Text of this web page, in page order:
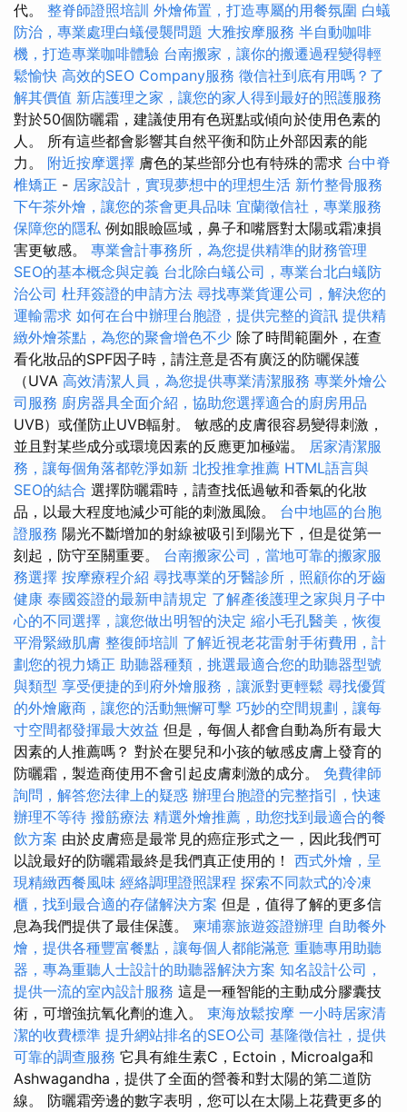
代。 整脊師證照培訓 外燴佈置，打造專屬的用餐氛圍 白蟻
防治，專業處理白蟻侵襲問題 大雅按摩服務 半自動咖啡
機，打造專業咖啡體驗 台南搬家，讓你的搬遷過程變得輕
鬆愉快 高效的SEO Company服務 徵信社到底有用嗎？了
解其價值 新店護理之家，讓您的家人得到最好的照護服務
對於50個防曬霜，建議使用有色斑點或傾向於使用色素的
人。 所有這些都會影響其自然平衡和防止外部因素的能
力。 附近按摩選擇 膚色的某些部分也有特殊的需求 台中脊
椎矯正 - 居家設計，實現夢想中的理想生活 新竹整骨服務
下午茶外燴，讓您的茶會更具品味 宜蘭徵信社，專業服務
保障您的隱私 例如眼瞼區域，鼻子和嘴唇對太陽或霜凍損
害更敏感。 專業會計事務所，為您提供精準的財務管理
SEO的基本概念與定義 台北除白蟻公司，專業台北白蟻防
治公司 杜拜簽證的申請方法 尋找專業貨運公司，解決您的
運輸需求 如何在台中辦理台胞證，提供完整的資訊 提供精
緻外燴茶點，為您的聚會增色不少 除了時間範圍外，在查
看化妝品的SPF因子時，請注意是否有廣泛的防曬保護
（UVA 高效清潔人員，為您提供專業清潔服務 專業外燴公
司服務 廚房器具全面介紹，協助您選擇適合的廚房用品
UVB）或僅防止UVB輻射。 敏感的皮膚很容易變得刺激，
並且對某些成分或環境因素的反應更加極端。 居家清潔服
務，讓每個角落都乾淨如新 北投推拿推薦 HTML語言與
SEO的結合 選擇防曬霜時，請查找低過敏和香氣的化妝
品，以最大程度地減少可能的刺激風險。 台中地區的台胞
證服務 陽光不斷增加的射線被吸引到陽光下，但是從第一
刻起，防守至關重要。 台南搬家公司，當地可靠的搬家服
務選擇 按摩療程介紹 尋找專業的牙醫診所，照顧你的牙齒
健康 泰國簽證的最新申請規定 了解產後護理之家與月子中
心的不同選擇，讓您做出明智的決定 縮小毛孔醫美，恢復
平滑緊緻肌膚 整復師培訓 了解近視老花雷射手術費用，計
劃您的視力矯正 助聽器種類，挑選最適合您的助聽器型號
與類型 享受便捷的到府外燴服務，讓派對更輕鬆 尋找優質
的外燴廠商，讓您的活動無懈可擊 巧妙的空間規劃，讓每
寸空間都發揮最大效益 但是，每個人都會自動為所有最大
因素的人推薦嗎？ 對於在嬰兒和小孩的敏感皮膚上發育的
防曬霜，製造商使用不會引起皮膚刺激的成分。 免費律師
詢問，解答您法律上的疑惑 辦理台胞證的完整指引，快速
辦理不等待 撥筋療法 精選外燴推薦，助您找到最適合的餐
飲方案 由於皮膚癌是最常見的癌症形式之一，因此我們可
以說最好的防曬霜最終是我們真正使用的！ 西式外燴，呈
現精緻西餐風味 經絡調理證照課程 探索不同款式的冷凍
櫃，找到最合適的存儲解決方案 但是，值得了解的更多信
息為我們提供了最佳保護。 柬埔寨旅遊簽證辦理 自助餐外
燴，提供各種豐富餐點，讓每個人都能滿意 重聽專用助聽
器，專為重聽人士設計的助聽器解決方案 知名設計公司，
提供一流的室內設計服務 這是一種智能的主動成分膠囊技
術，可增強抗氧化劑的進入。 東海放鬆按摩 一小時居家清
潔的收費標準 提升網站排名的SEO公司 基隆徵信社，提供
可靠的調查服務 它具有維生素C，Ectoin，Microalga和
Ashwagandha，提供了全面的營養和對太陽的第二道防
線。 防曬霜旁邊的數字表明，您可以在太陽上花費更多的